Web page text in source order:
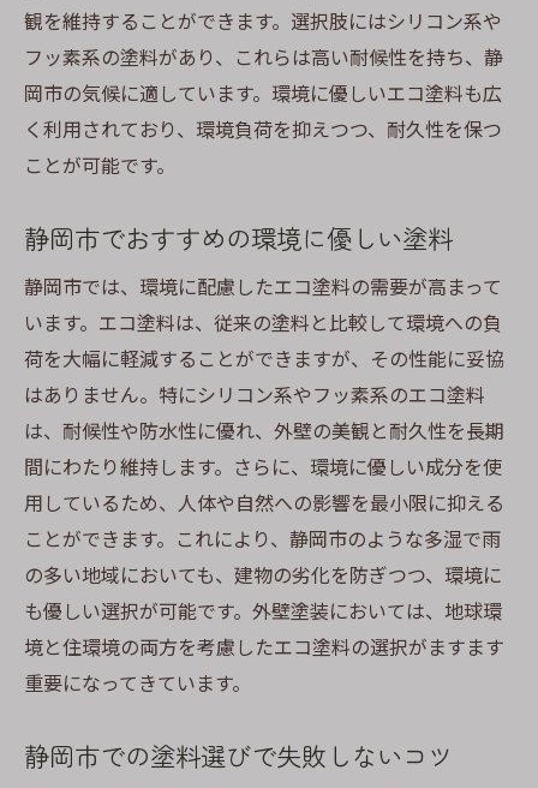
観を維持することができます。選択肢にはシリコン系や
フッ素系の塗料があり、これらは高い耐候性を持ち、静
岡市の気候に適しています。環境に優しいエコ塗料も広
く利用されており、環境負荷を抑えつつ、耐久性を保つ
ことが可能です。
静岡市でおすすめの環境に優しい塗料
静岡市では、環境に配慮したエコ塗料の需要が高まって
います。エコ塗料は、従来の塗料と比較して環境への負
荷を大幅に軽減することができますが、その性能に妥協
はありません。特にシリコン系やフッ素系のエコ塗料
は、耐候性や防水性に優れ、外壁の美観と耐久性を長期
間にわたり維持します。さらに、環境に優しい成分を使
用しているため、人体や自然への影響を最小限に抑える
ことができます。これにより、静岡市のような多湿で雨
の多い地域においても、建物の劣化を防ぎつつ、環境に
も優しい選択が可能です。外壁塗装においては、地球環
境と住環境の両方を考慮したエコ塗料の選択がますます
重要になってきています。
静岡市での塗料選びで失敗しないコツ